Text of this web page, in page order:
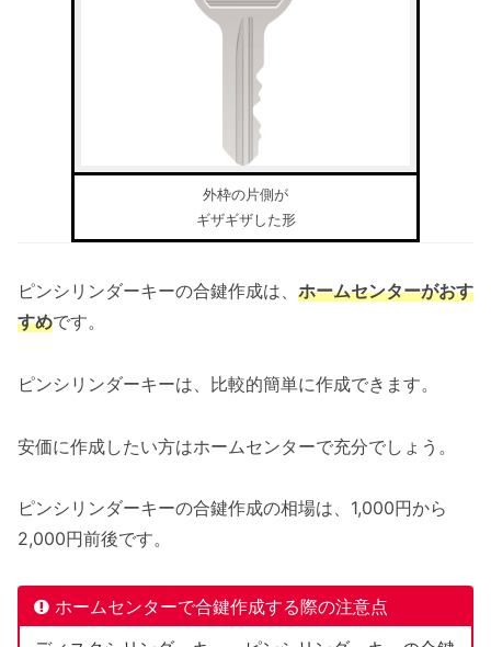
外枠の片側が
ギザギザした形
ピンシリンダーキーの合鍵作成は、 ホームセンターがおす
すめです。
ピンシリンダーキーは、比較的簡単に作成できます。
安価に作成したい方はホームセンターで充分でしょう。
ピンシリンダーキーの合鍵作成の相場は、1,000円から
2,000円前後です。
ホームセンターで合鍵作成する際の注意点